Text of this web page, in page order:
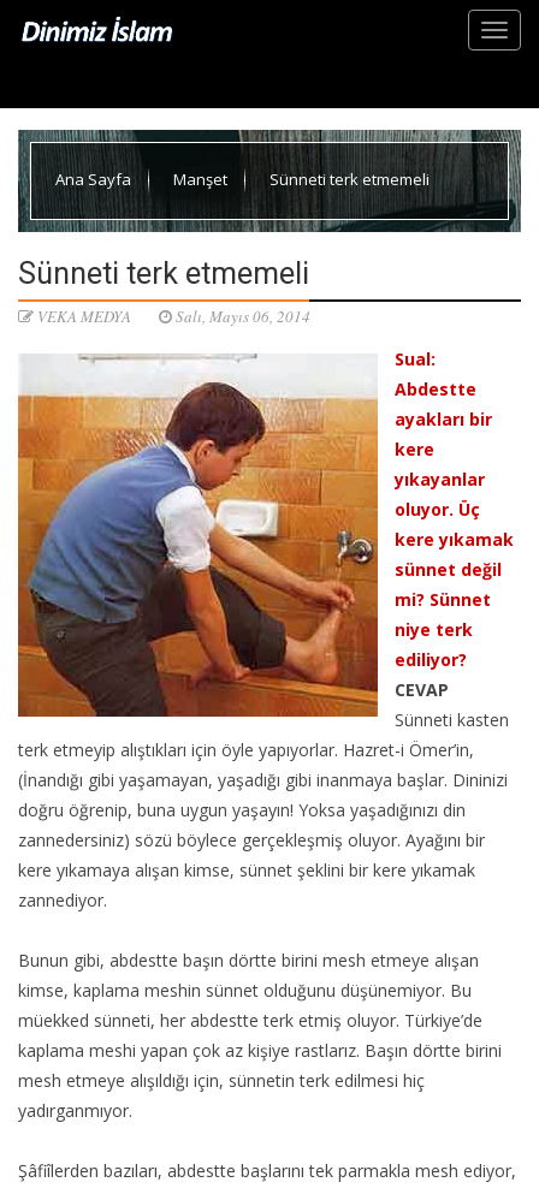
Ana Sayfa Manşet Sünneti terk etmemeli
Sünneti terk etmemeli
VEKA MEDYA Salı, Mayıs 06, 2014
Sual:
Abdestte
ayakları bir
kere
yıkayanlar
oluyor. Üç
kere yıkamak
sünnet değil
mi? Sünnet
niye terk
ediliyor?
CEVAP
Sünneti kasten
terk etmeyip alıştıkları için öyle yapıyorlar. Hazret-i Ömer’in,
(İnandığı gibi yaşamayan, yaşadığı gibi inanmaya başlar. Dininizi
doğru öğrenip, buna uygun yaşayın! Yoksa yaşadığınızı din
zannedersiniz) sözü böylece gerçekleşmiş oluyor. Ayağını bir
kere yıkamaya alışan kimse, sünnet şeklini bir kere yıkamak
zannediyor.
Bunun gibi, abdestte başın dörtte birini mesh etmeye alışan
kimse, kaplama meshin sünnet olduğunu düşünemiyor. Bu
müekked sünneti, her abdestte terk etmiş oluyor. Türkiye’de
kaplama meshi yapan çok az kişiye rastlarız. Başın dörtte birini
mesh etmeye alışıldığı için, sünnetin terk edilmesi hiç
yadırganmıyor.
Şâfiîlerden bazıları, abdestte başlarını tek parmakla mesh ediyor,